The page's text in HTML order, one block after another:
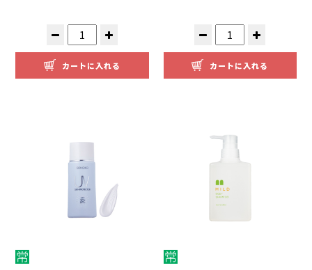
カートに入れる カートに入れる